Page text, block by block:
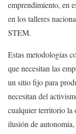
emprendimiento, en
en los talleres
STEM.
Estas metodologías
que necesitan las
un sitio fijo para
necesitan del
cualquier territorio la
ilusión de